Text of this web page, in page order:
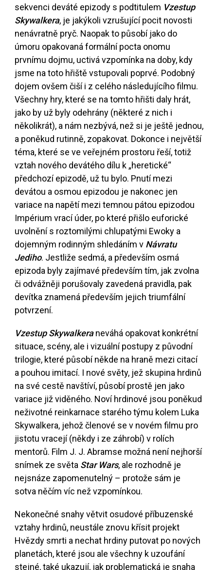
sekvenci deváté epizody s podtitulem Vzestup
Skywalkera, je jakýkoli vzrušující pocit novosti
nenávratně pryč. Naopak to působí jako do
úmoru opakovaná formální pocta onomu
prvnímu dojmu, uctivá vzpomínka na doby, kdy
jsme na toto hřiště vstupovali poprvé. Podobný
dojem ovšem čiší i z celého následujícího filmu.
Všechny hry, které se na tomto hřišti daly hrát,
jako by už byly odehrány (některé z nich i
několikrát), a nám nezbývá, než si je ještě jednou,
a poněkud rutinně, zopakovat. Dokonce i největší
téma, které se ve veřejném prostoru řeší, totiž
vztah nového devátého dílu k „heretické“
předchozí epizodě, už tu bylo. Pnutí mezi
devátou a osmou epizodou je nakonec jen
variace na napětí mezi temnou pátou epizodou
Impérium vrací úder, po které přišlo euforické
uvolnění s roztomilými chlupatými Ewoky a
dojemným rodinným shledáním v Návratu
Jediho. Jestliže sedmá, a především osmá
epizoda byly zajímavé především tím, jak zvolna
či odvážněji porušovaly zavedená pravidla, pak
devítka znamená především jejich triumfální
potvrzení.
Vzestup Skywalkeraneváhá opakovat konkrétní
situace, scény, ale i vizuální postupy z původní
trilogie, které působí někde na hraně mezi citací
a pouhou imitací. I nové světy, jež skupina hrdinů
na své cestě navštíví, působí prostě jen jako
variace již viděného. Noví hrdinové jsou poněkud
neživotné reinkarnace starého týmu kolem Luka
Skywalkera, jehož členové se v novém filmu pro
jistotu vracejí (někdy i ze záhrobí) v rolích
mentorů. Film J. J. Abramse možná není nejhorší
snímek ze světa Star Wars, ale rozhodně je
nejsnáze zapomenutelný – protože sám je
sotva něčím víc než vzpomínkou.
Nekonečné snahy větvit osudové příbuzenské
vztahy hrdinů, neustále znovu křísit projekt
Hvězdy smrti a nechat hrdiny putovat po nových
planetách, které jsou ale všechny k uzoufání
stejné, také ukazují, jak problematická je snaha